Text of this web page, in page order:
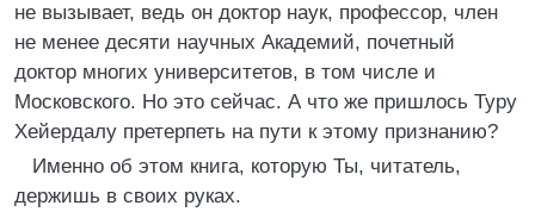
не вызывает, ведь он доктор наук, профессор, член
не менее десяти научных Академий, почетный
доктор многих университетов, в том числе и
Московского. Но это сейчас. А что же пришлось Туру
Хейердалу претерпеть на пути к этому признанию?
Именно об этом книга, которую Ты, читатель,
держишь в своих руках.